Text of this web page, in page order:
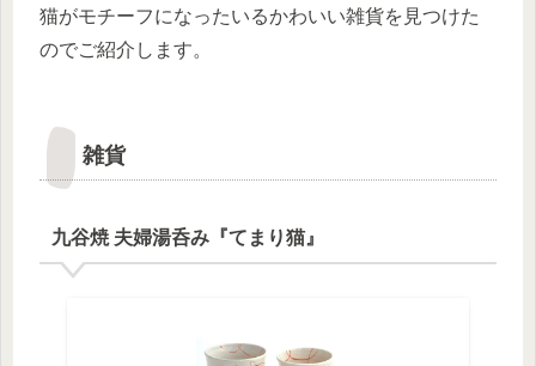
猫がモチーフになったいるかわいい雑貨を見つけた
のでご紹介します。
雑貨
九谷焼 夫婦湯呑み『てまり猫』